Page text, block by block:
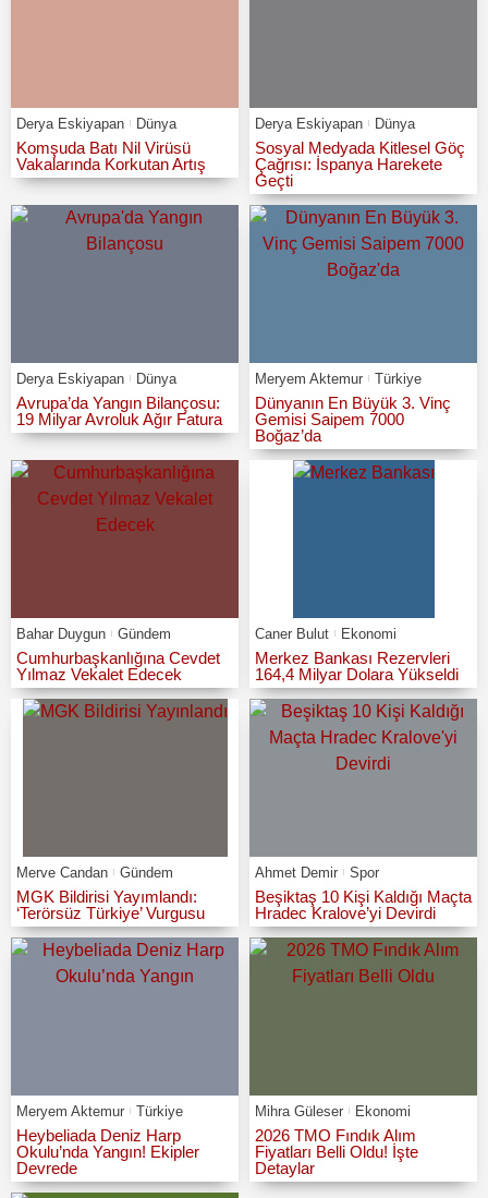
Derya Eskiyapan Dünya
Komşuda Batı Nil Virüsü
Vakalarında Korkutan Artış
Derya Eskiyapan Dünya
Sosyal Medyada Kitlesel Göç
Çağrısı: İspanya Harekete
Geçti
Derya Eskiyapan Dünya
Avrupa’da Yangın Bilançosu:
19 Milyar Avroluk Ağır Fatura
Meryem Aktemur Türkiye
Dünyanın En Büyük 3. Vinç
Gemisi Saipem 7000
Boğaz’da
Bahar Duygun Gündem
Cumhurbaşkanlığına Cevdet
Yılmaz Vekalet Edecek
Caner Bulut Ekonomi
Merkez Bankası Rezervleri
164,4 Milyar Dolara Yükseldi
Merve Candan Gündem
MGK Bildirisi Yayımlandı:
‘Terörsüz Türkiye’ Vurgusu
Ahmet Demir Spor
Beşiktaş 10 Kişi Kaldığı Maçta
Hradec Kralove’yi Devirdi
Meryem Aktemur Türkiye
Heybeliada Deniz Harp
Okulu’nda Yangın! Ekipler
Devrede
Mihra Güleser Ekonomi
2026 TMO Fındık Alım
Fiyatları Belli Oldu! İşte
Detaylar